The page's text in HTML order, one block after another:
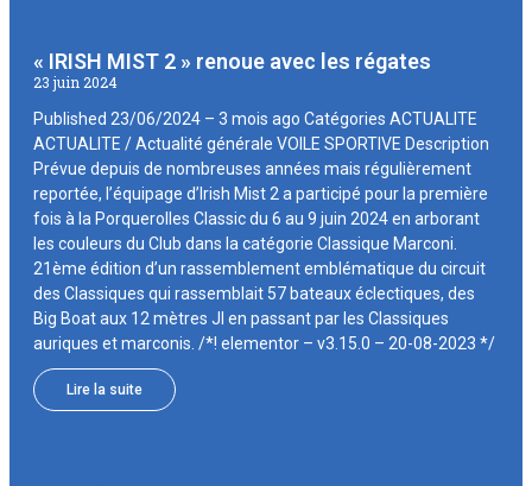
« IRISH MIST 2 » renoue avec les régates
23 juin 2024
Published 23/06/2024 – 3 mois ago Catégories ACTUALITE
ACTUALITE / Actualité générale VOILE SPORTIVE Description
Prévue depuis de nombreuses années mais régulièrement
reportée, l’équipage d’Irish Mist 2 a participé pour la première
fois à la Porquerolles Classic du 6 au 9 juin 2024 en arborant
les couleurs du Club dans la catégorie Classique Marconi.
21ème édition d’un rassemblement emblématique du circuit
des Classiques qui rassemblait 57 bateaux éclectiques, des
Big Boat aux 12 mètres JI en passant par les Classiques
auriques et marconis. /*! elementor – v3.15.0 – 20-08-2023 */
Lire la suite